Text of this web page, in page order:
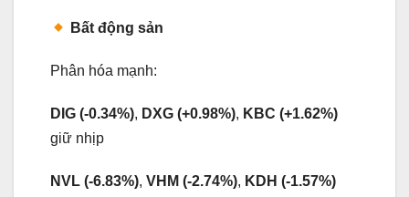
Bất động sản
Phân hóa mạnh:
DIG (-0.34%), DXG (+0.98%), KBC (+1.62%)
giữ nhịp
NVL (-6.83%), VHM (-2.74%), KDH (-1.57%)